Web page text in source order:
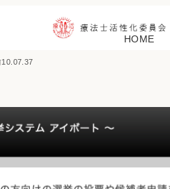
HOME